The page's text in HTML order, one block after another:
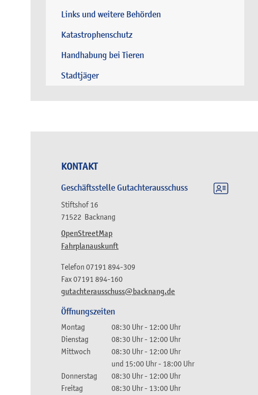
Links und weitere Behörden
Katastrophenschutz
Handhabung bei Tieren
Stadtjäger
KONTAKT
Geschäftsstelle Gutachterausschuss
Stiftshof 16
71522 Backnang
OpenStreetMap
Fahrplanauskunft
gutachterausschuss@backnang.de
Telefon 07191 894-309
Fax07191 894-160
Öffnungszeiten
Montag 08:30 Uhr- 12:00 Uhr
Dienstag
08:30 Uhr- 12:00 Uhr
Mittwoch
08:30 Uhr- 12:00 Uhr
und 15:00 Uhr- 18:00 Uhr
Donnerstag
08:30 Uhr- 12:00 Uhr
Freitag
08:30 Uhr- 13:00 Uhr